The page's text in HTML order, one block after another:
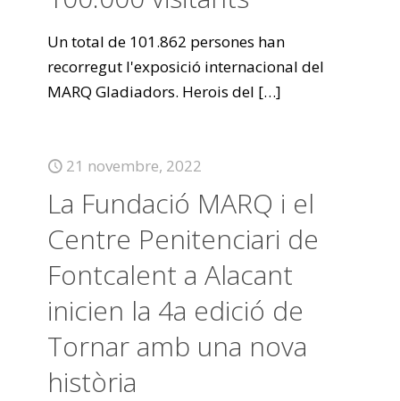
Un total de 101.862 persones han
recorregut l'exposició internacional del
MARQ Gladiadors. Herois del […]
21 novembre, 2022
La Fundació MARQ i el
Centre Penitenciari de
Fontcalent a Alacant
inicien la 4a edició de
Tornar amb una nova
història